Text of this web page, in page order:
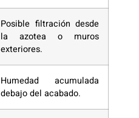
Posible filtración desde
la azotea o muros
exteriores.
Humedad acumulada
debajo del acabado.